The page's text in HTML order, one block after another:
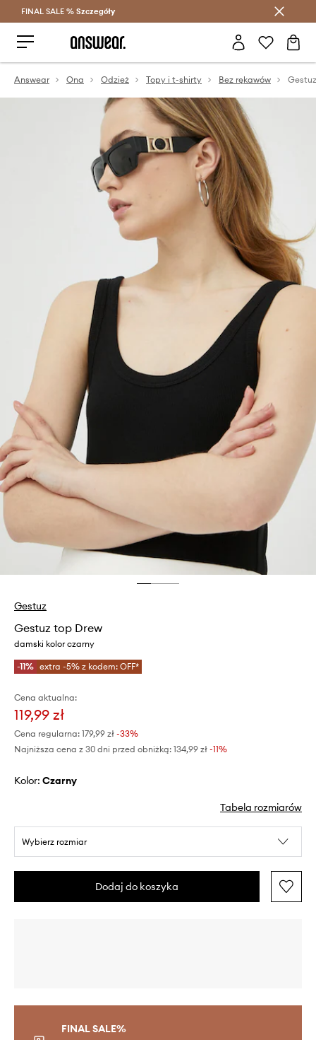
Oszczędzaj z Answear Club >
FINAL SALE % Szczegóły
Answear Ona Odzież Topy i t-shirty Bez rękawów
Gestuz
Gestuz top Drew
damski kolor czarny
-11% extra -5% z kodem: OFF*
Cena aktualna:
119,99 zł
Cena regularna: 179,99 zł -33%
Najniższa cena z 30 dni przed obniżką: 134,99 zł -11%
Kolor: czarny
Tabela rozmiarów
Wybierz rozmiar
Dodaj do koszyka
FINAL SALE%